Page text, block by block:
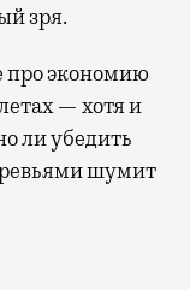
зря.
про экономию
— хотя и
ли убедить
шумит